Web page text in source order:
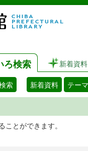
ろ検索 新着資料
索 新着資料 テー
ことができます。